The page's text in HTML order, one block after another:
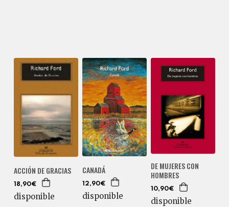
ACCIÓN DE GRACIAS
18,90€
disponible
CANADÁ
12,90€
disponible
DE MUJERES CON
HOMBRES
10,90€
disponible